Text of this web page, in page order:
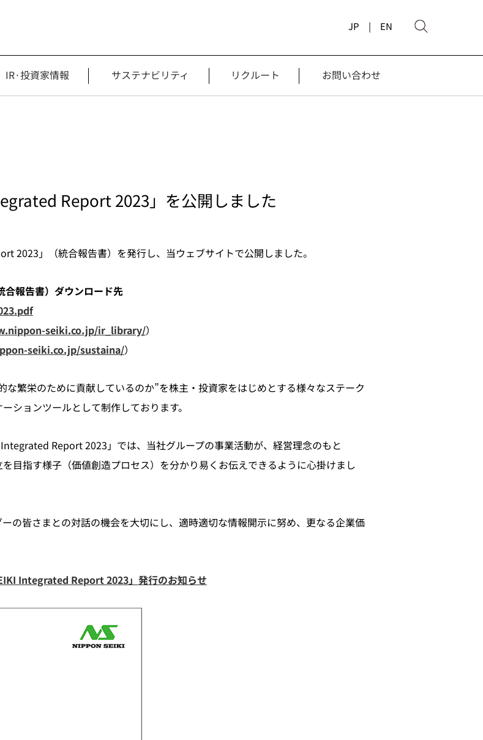
JP | EN
IR·投資家情報 サステナビリティ リクルート お問い合わせ
Report 2023」を公開しました
2023」（統合報告書）を発行し、当ウェブサイトで公開しました。
報告書）ダウンロード先
seiki.co.jp/ir_library/）
seiki.co.jp/sustaina/）
繁栄のために貢献しているのか”を株主・投資家をはじめとする様々なステーク
ションツールとして制作しております。
Report 2023」では、当社グループの事業活動が、経営理念のもと
目指す様子（価値創造プロセス）を分かり易くお伝えできるように心掛けまし
の皆さまとの対話の機会を大切にし、適時適切な情報開示に努め、更なる企業価
Integrated Report 2023」発行のお知らせ